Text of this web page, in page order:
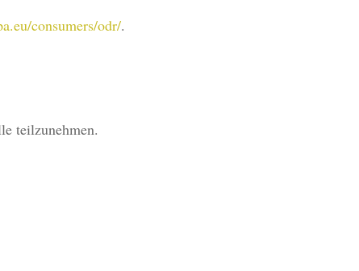
consumers/odr/.
teilzunehmen.